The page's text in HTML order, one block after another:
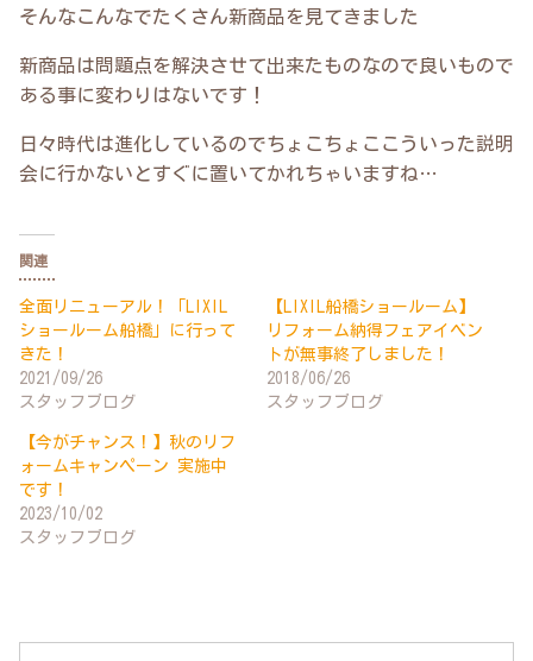
そんなこんなでたくさん新商品を見てきました
新商品は問題点を解決させて出来たものなので良いもので
ある事に変わりはないです！
日々時代は進化しているのでちょこちょここういった説明
会に行かないとすぐに置いてかれちゃいますね…
関連
全面リニューアル！「LIXIL
ショールーム船橋」に行って
きた！
2021/09/26
スタッフブログ
【LIXIL船橋ショールーム】
リフォーム納得フェアイベン
トが無事終了しました！
2018/06/26
スタッフブログ
【今がチャンス！】秋のリフ
ォームキャンペーン 実施中
です！
2023/10/02
スタッフブログ